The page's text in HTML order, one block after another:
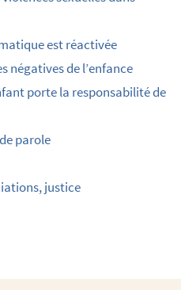
est réactivée
négatives de l’enfance
porte la responsabilité de
parole
justice